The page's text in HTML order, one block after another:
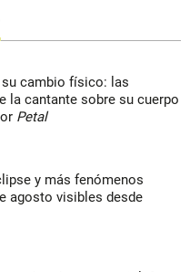
su cambio físico: las
la cantante sobre su cuerpo
Petal
y más fenómenos
agosto visibles desde